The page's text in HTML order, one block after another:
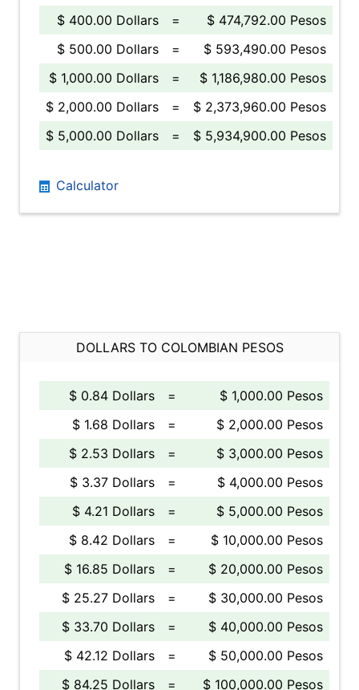
$ 400.00 Dollars
=
$ 474,792.00 Pesos
$ 500.00 Dollars
=
$ 593,490.00 Pesos
$ 1,000.00 Dollars
=
$ 1,186,980.00 Pesos
$ 2,000.00 Dollars
=
$ 2,373,960.00 Pesos
$ 5,000.00 Dollars
= $ 5,934,900.00 Pesos
Calculator
DOLLARS TO COLOMBIAN PESOS
$ 0.84 Dollars =
$ 1,000.00 Pesos
$ 1.68 Dollars
=
$ 2,000.00 Pesos
$ 2.53 Dollars
=
$ 3,000.00 Pesos
$ 3.37 Dollars
=
$ 4,000.00 Pesos
$ 4.21 Dollars
=
$ 5,000.00 Pesos
$ 8.42 Dollars
=
$ 10,000.00 Pesos
$ 16.85 Dollars
=
$ 20,000.00 Pesos
$ 25.27 Dollars
=
$ 30,000.00 Pesos
$ 33.70 Dollars
=
$ 40,000.00 Pesos
$ 42.12 Dollars
=
$ 50,000.00 Pesos
$ 84.25 Dollars
= $ 100,000.00 Pesos